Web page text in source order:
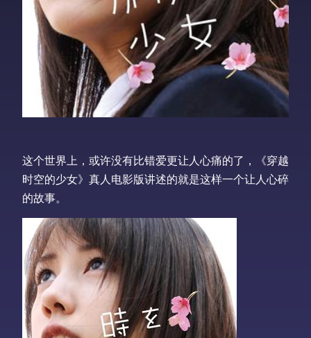
这个世界上，或许没有比错爱更让人心痛的了，《穿越
时空的少女》真人电影版讲述的就是这样一个让人心碎
的故事。